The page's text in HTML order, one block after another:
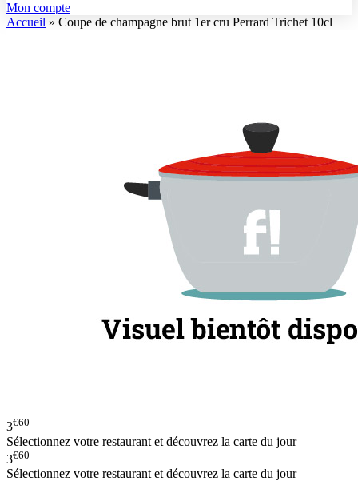
Mon compte
Accueil » Coupe de champagne brut 1er cru Perrard Trichet 10cl
3€60
Sélectionnez votre restaurant et découvrez la carte du jour
3€60
Sélectionnez votre restaurant et découvrez la carte du jour